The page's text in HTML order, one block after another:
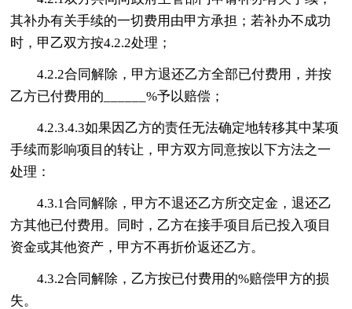
其补办有关手续的一切费用由甲方承担；若补办不成功
时，甲乙双方按4.2.2处理；
4.2.2合同解除，甲方退还乙方全部已付费用，并按
乙方已付费用的______%予以赔偿；
4.2.3.4.3如果因乙方的责任无法确定地转移其中某项
手续而影响项目的转让，甲方双方同意按以下方法之一
处理：
4.3.1合同解除，甲方不退还乙方所交定金，退还乙
方其他已付费用。同时，乙方在接手项目后已投入项目
资金或其他资产，甲方不再折价返还乙方。
4.3.2合同解除，乙方按已付费用的%赔偿甲方的损
失。